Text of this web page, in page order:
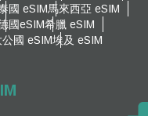
國 eSIM馬來西亞 eSIM
國eSIM希臘 eSIM
國 eSIM埃及 eSIM